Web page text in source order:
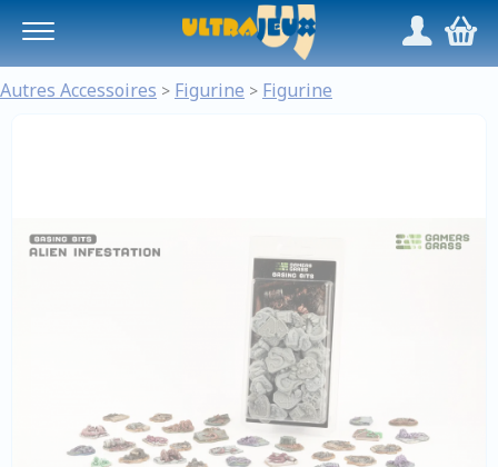
/,
Autres Accessoires > Figurine > Figurine